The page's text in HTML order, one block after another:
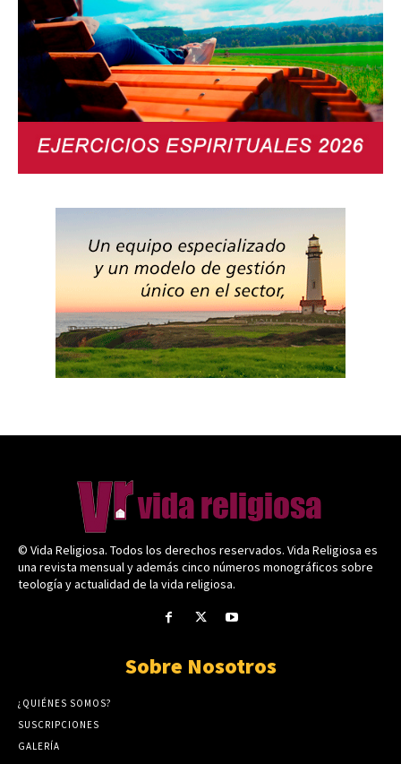
© Vida Religiosa. Todos los derechos reservados. Vida Religiosa es
una revista mensual y además cinco números monográficos sobre
teología y actualidad de la vida religiosa.
Sobre Nosotros
¿QUIÉNES SOMOS?
SUSCRIPCIONES
GALERÍA